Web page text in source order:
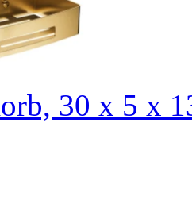
30 x 5 x